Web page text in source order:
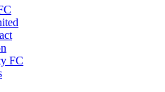
FC